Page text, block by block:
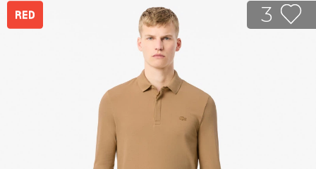
SALE
ЖЕНСКОЕ
МЫ LACOSTE
3